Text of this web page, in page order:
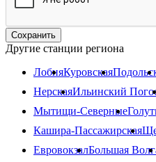
Другие станции региона
ЛобняКуровская
НерскаяИльинский
Мытищи-Северные
Кашира-Пассажирская
ЕвровокзалБольшая